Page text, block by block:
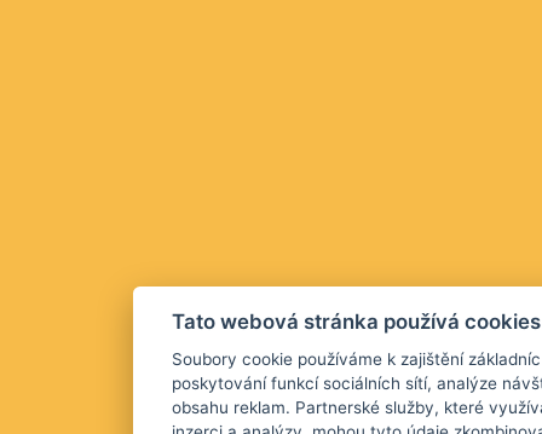
Tato webová stránka používá cookies
Soubory cookie používáme k zajištění
poskytování funkcí sociálních sítí, analýze
obsahu reklam. Partnerské služby, které